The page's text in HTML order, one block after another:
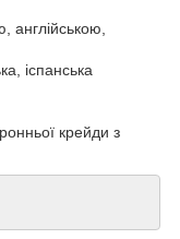
англійською,
іспанська
крейди з